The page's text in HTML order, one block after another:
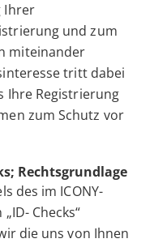
Ihrer
und zum
miteinander
tritt dabei
Ihre Registrierung
zum Schutz vor
Rechtsgrundlage
des im ICONY-
Checks“
die uns von Ihnen